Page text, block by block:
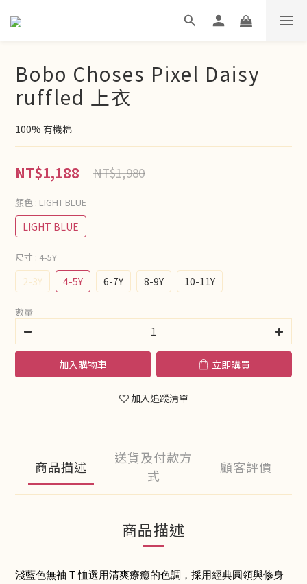
Bobo Choses Pixel Daisy
ruffled 上衣
100% 有機棉
NT$1,188 NT$1,980
顏色 : LIGHT BLUE
LIGHT BLUE
尺寸 : 4-5Y
2-3Y 4-5Y 6-7Y 8-9Y 10-11Y
數量
加入購物車 立即購買
加入追蹤清單
商品描述
送貨及付款方
式
顧客評價
商品描述
淺藍色無袖 T 恤選用清爽療癒的色調，採用經典圓領與修身